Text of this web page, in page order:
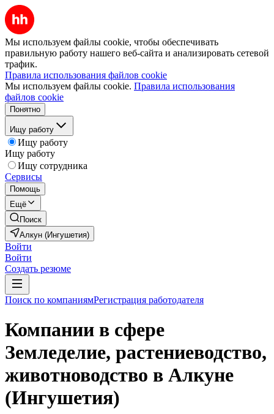
Мы используем файлы cookie, чтобы обеспечивать
правильную работу нашего веб-сайта и анализировать сетевой
трафик.
Правила использования файлов cookie
Мы используем файлы cookie. Правила использования
файлов cookie
Понятно
Ищу работу
Ищу работу
Ищу работу
Ищу сотрудника
Сервисы
Помощь
Ещё
Поиск
Алкун (Ингушетия)
Войти
Войти
Создать резюме
Поиск по компаниямРегистрация работодателя
Компании в сфере
Земледелие, растениеводство,
животноводство в Алкуне
(Ингушетия)